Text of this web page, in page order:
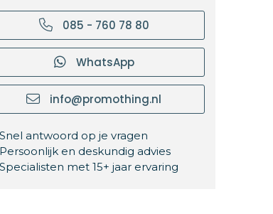
085 - 760 78 80
WhatsApp
info@promothing.nl
Snel antwoord op je vragen
Persoonlijk en deskundig advies
Specialisten met 15+ jaar ervaring